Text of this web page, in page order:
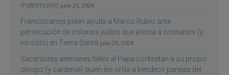
matrimonio julio 25, 2026
Franciscanos piden ayuda a Marco Rubio ante
persecución de colonos judíos que afecta a cristianos (y
no sólo) en Tierra Santa julio 25, 2026
Sacerdotes alemanes fieles al Papa contestan a su propio
obispo (y cardenal) quien les orilla a bendecir parejas del